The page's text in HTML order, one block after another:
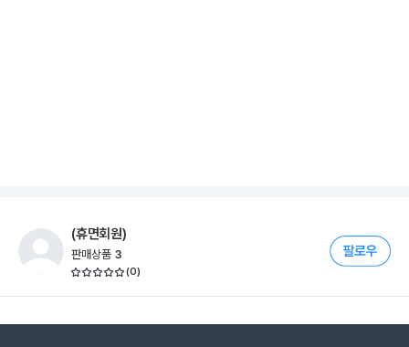
(휴면회원)
판매상품 3
(0)